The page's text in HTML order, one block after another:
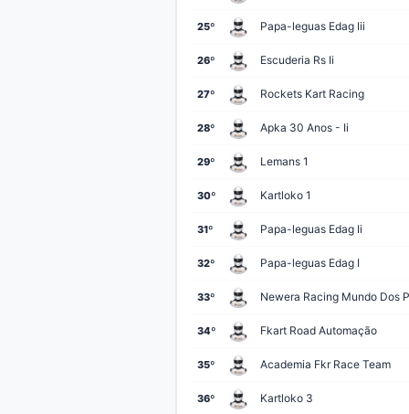
37º Academia Fkr Hyspex / Mitre
38º Apex 1
39º Lemans 3
40º Octatech Racing 1
41º Liga Do Kart Fg5
42º Kdm Endurance
43º Kartrak 3
44º Papa-leguas Edag Ii
45º Academia Fkr Dkr / Pilotech
46º Kda Maverick I
47º Escuderia Rs Ii
48º Kartrak 2
25º Papa-leguas Edag Iii
26º Escuderia Rs Ii
27º Rockets Kart Racing
28º Apka 30 Anos - Ii
29º Lemans 1
30º Kartloko 1
31º Papa-leguas Edag Ii
32º Papa-leguas Edag I
33º Newera Racing Mundo Dos
34º Fkart Road Automação
35º Academia Fkr Race Team
36º Kartloko 3